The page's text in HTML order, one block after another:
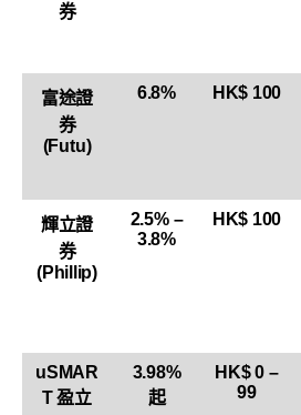
券
富途證
券
(Futu)
6.8% HK$ 100
輝立證
券
(Phillip)
2.5% –
3.8%
HK$ 100
uSMAR
T 盈立
3.98%
起
HK$ 0 –
99